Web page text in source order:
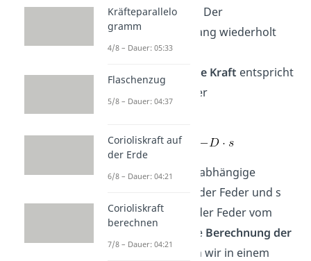
zurückgetrieben. Der
Bewegungsvorgang wiederholt
sich nun.
Die rücktreibende Kraft entspricht
der Federkraft der
D ist die materialabhängige
der Feder und s
dieAuslenkung
der Feder vom
Ruhezustand. Die Berechnung der
Konstante
haben wir in einem
Kräfteparallelo
gramm
4/8 – Dauer: 05:33
Flaschenzug
5/8 – Dauer: 04:37
Corioliskraft auf
der Erde
6/8 – Dauer: 04:21
Corioliskraft
berechnen
7/8 – Dauer: 04:21